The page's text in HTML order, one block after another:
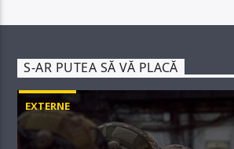
S-AR PUTEA SĂ VĂ PLACĂ
EXTERNE